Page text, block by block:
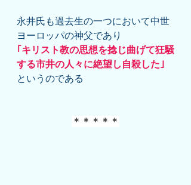
永井氏も過去生の一つにおいて中世
ヨーロッパの神父であり
｢キリスト教の思想を捻じ曲げて狂騒
する市井の人々に絶望し自殺した｣
というのである
＊＊＊＊＊